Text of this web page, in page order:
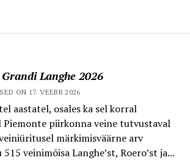
Langhe 2026
ON 17. VEEBR 2026
aastatel, osales ka sel korral
piirkonna veine tutvustaval
märkimisväärne arv
veinimõisa Langhe’st, Roero’st ja...